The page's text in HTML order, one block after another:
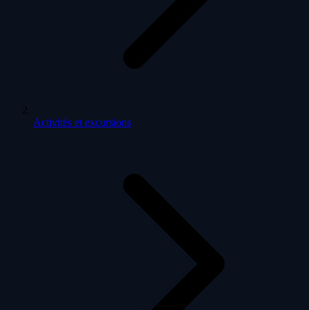
Activités et excursions